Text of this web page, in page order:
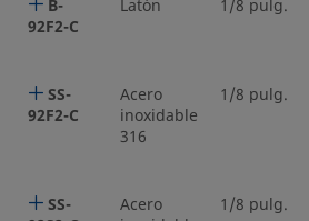
B-
92F2-C
Latón 1/8 pulg.
SS-
92F2-C
Acero
inoxidable
316
1/8 pulg.
SS-
Acero
1/8 pulg.